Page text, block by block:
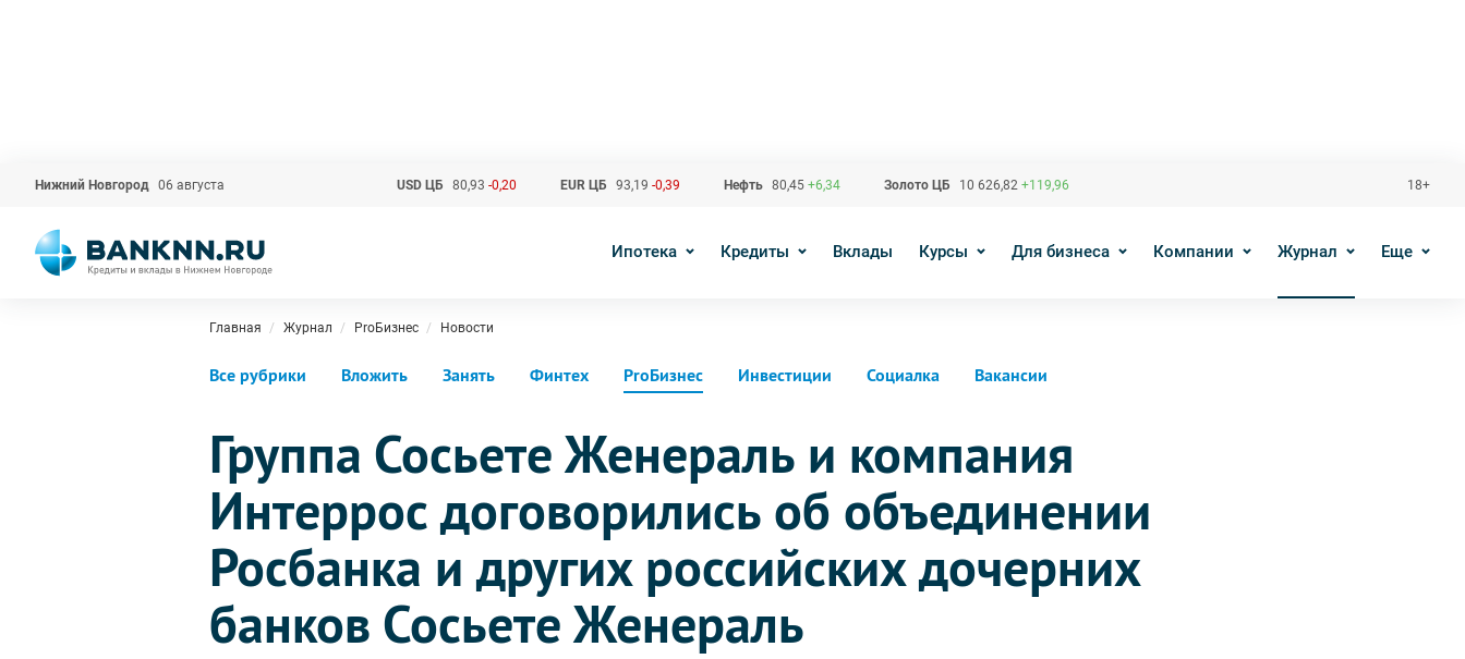
Нижний Новгород 06 августа USD ЦБ 80,93 -0,20 EUR ЦБ 93,19 -0,39 Нефть 80,45 +6,34 Золото ЦБ 10 626,82 +119,96 18+
Ипотека Кредиты Вклады Курсы Для бизнеса Компании Журнал Еще
Главная Журнал ProБизнес Новости
Все рубрики Вложить Занять Финтех ProБизнес Инвестиции Социалка Вакансии
Группа Сосьете Женераль и компания
Интеррос договорились об объединении
Росбанка и других российских дочерних
банков Сосьете Женераль